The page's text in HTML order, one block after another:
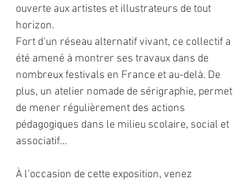
ouverte aux artistes et illustrateurs de tout
horizon.
Fort d'un réseau alternatif vivant, ce collectif a
été amené à montrer ses travaux dans de
nombreux festivals en France et au-delà. De
plus, un atelier nomade de sérigraphie, permet
de mener régulièrement des actions
pédagogiques dans le milieu scolaire, social et
associatif...
À l'occasion de cette exposition, venez